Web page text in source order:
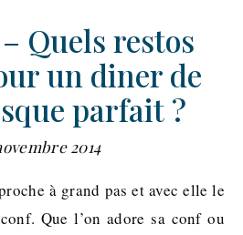
Quels restos
un diner de
parfait ?
2014
Que l’on adore sa conf ou